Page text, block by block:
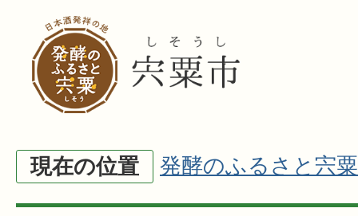
現在の位置 発酵のふるさと宍粟